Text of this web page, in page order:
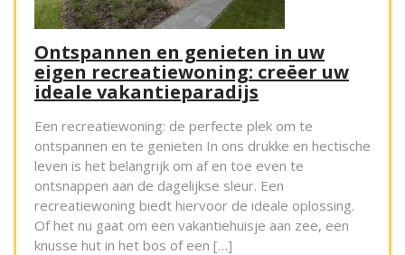
Ontspannen en genieten in uw
eigen recreatiewoning: creëer uw
ideale vakantieparadijs
Een recreatiewoning: de perfecte plek om te
ontspannen en te genieten In ons drukke en hectische
leven is het belangrijk om af en toe even te
ontsnappen aan de dagelijkse sleur. Een
recreatiewoning biedt hiervoor de ideale oplossing.
Of het nu gaat om een vakantiehuisje aan zee, een
knusse hut in het bos of een […]